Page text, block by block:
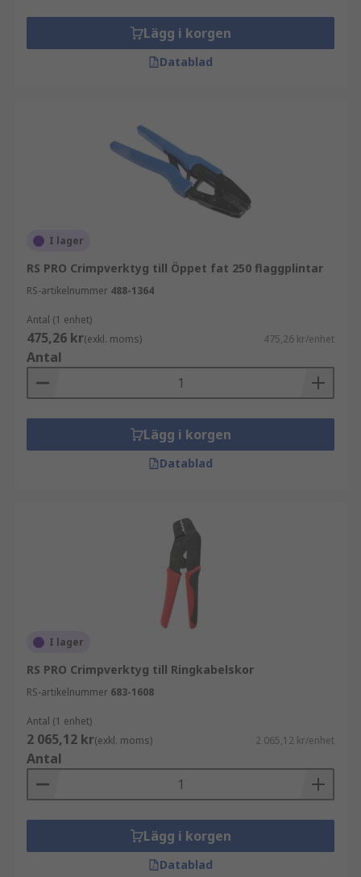
Lägg i korgen
Datablad
I lager
RS PRO Crimpverktyg till Öppet fat 250 flaggplintar
RS-artikelnummer 488-1364
Antal (1 enhet)
475,26 kr(exkl. moms) 475,26 kr/enhet
Antal
Lägg i korgen
Datablad
I lager
RS PRO Crimpverktyg till Ringkabelskor
RS-artikelnummer 683-1608
Antal (1 enhet)
2 065,12 kr(exkl. moms) 2 065,12 kr/enhet
Antal
Lägg i korgen
Datablad